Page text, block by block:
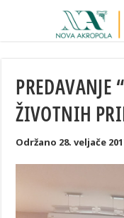
PREDAVANJE
ŽIVOTNIH
Održano 28. veljače